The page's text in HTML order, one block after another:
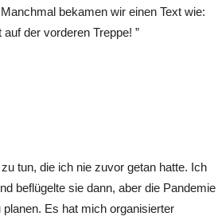
bekamen wir einen Text wie:
der vorderen Treppe! ”
tun, die ich nie zuvor getan hatte. Ich
beflügelte sie dann, aber die Pandemie
Es hat mich organisierter